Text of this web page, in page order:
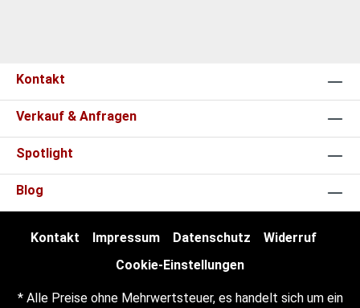
Kontakt
Verkauf & Anfragen
Spotlight
Blog
Kontakt Impressum Datenschutz
Widerruf
Cookie-Einstellungen
* Alle Preise ohne Mehrwertsteuer, es handelt sich um ein